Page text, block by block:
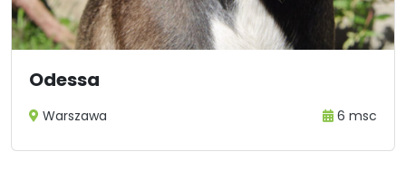
Odessa
Warszawa 6 msc